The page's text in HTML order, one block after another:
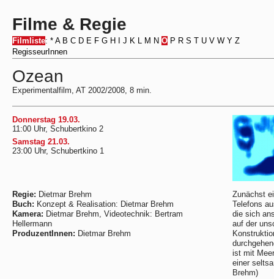
Filme & Regie
Filmliste: * A B C D E F G H J K L M N O P R S T U V W Y Z
RegisseurInnen
Ozean
Experimentalfilm, AT 2002/2008, 8 min.
Donnerstag 19.03.
11:00 Uhr, Schubertkino 2
Samstag 21.03.
23:00 Uhr, Schubertkino 1
Regie: Dietmar Brehm
Buch: Konzept & Realisation: Dietmar Brehm
Kamera: Dietmar Brehm, Videotechnik: Bertram
Hellermann
ProduzentInnen: Dietmar Brehm
Zunächst
Telefons
die sich
auf der
ist mit
einer
Brehm)